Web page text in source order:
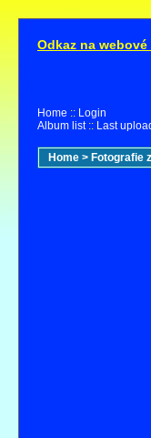
Odkaz na webové
Home :: Login
Album list:: Last
Home > Fotografie